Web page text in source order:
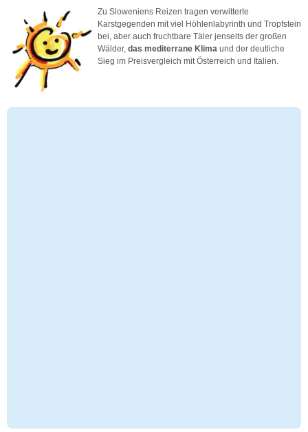
Zu Sloweniens Reizen tragen verwitterte
Karstgegenden mit viel Höhlenlabyrinth und Tropfstein
bei, aber auch fruchtbare Täler jenseits der großen
Wälder, das mediterrane Klima und der deutliche
Sieg im Preisvergleich mit Österreich und Italien.